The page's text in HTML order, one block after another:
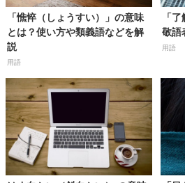
「憔悴（しょうすい）」の意味
とは？使い方や類義語などを解
説
用語
「
敬語
用語